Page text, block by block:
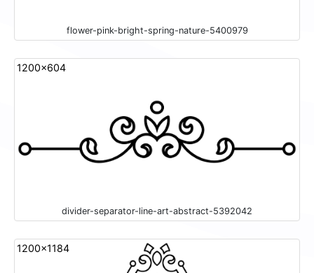
flower-pink-bright-spring-nature-5400979
1200x604
divider-separator-line-art-abstract-5392042
1200x1184